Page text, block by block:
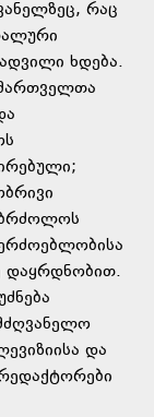
რაც
ხდება.
დაყრდნობით.
და